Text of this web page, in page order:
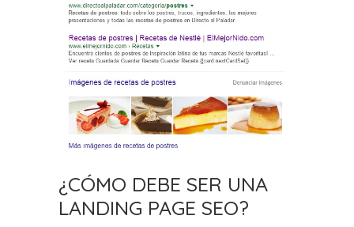
¿CÓMO DEBE SER UNA
LANDING PAGE SEO?